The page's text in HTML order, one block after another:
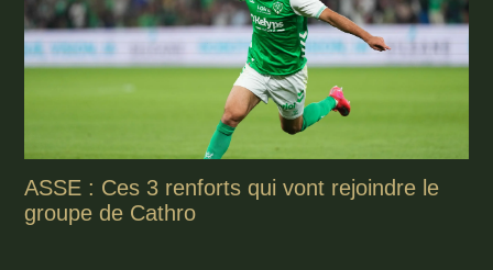
ASSE : Ces 3 renforts qui vont rejoindre le
groupe de Cathro